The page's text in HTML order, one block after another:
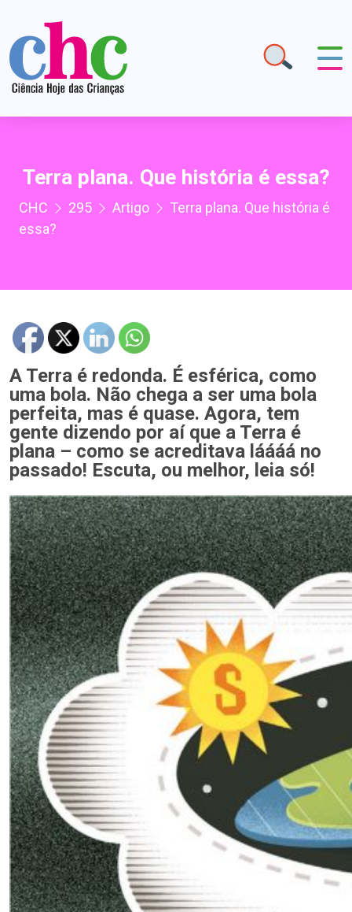
Terra plana. Que história é essa?
CHC 295 Artigo
Terra plana. Que história é
essa?
A Terra é redonda. É esférica, como
uma bola. Não chega a ser uma bola
perfeita, mas é quase. Agora, tem
gente dizendo por aí que a Terra é
plana – como se acreditava láááá no
passado! Escuta, ou melhor, leia só!